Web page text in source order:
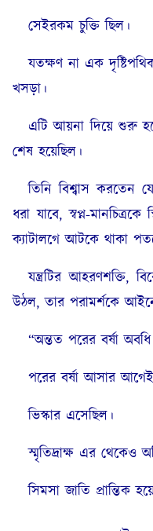
সেইরকম চুক্তি ছিল।
যতক্ষণ না এক
খসড়া।
এটি আয়না দিয়ে শুরু
শেষ হয়েছিল।
তিনি বিশ্বাস করতেন
ধরা যাবে, স্বপ্ন-
ক্যাটালগে আটকে থাকা
যন্ত্রটির আহরণশক্তি,
উঠল, তার পরামর্শকে
“অন্তত পরের বর্ষা
পরের বর্ষা আসার
ভিস্কার এসেছিল।
স্মৃতিদ্রাক্ষ এর থেকেও
সিমসা জাতি প্রান্তিক